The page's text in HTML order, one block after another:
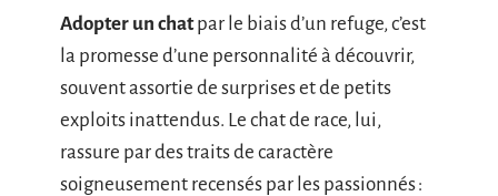
Adopter un chatpar le biais d’un refuge, c’est
la promesse d’une personnalité à découvrir,
souvent assortie de surprises et de petits
exploits inattendus. Le chat de race, lui,
rassure par des traits de caractère
soigneusement recensés par les passionnés :